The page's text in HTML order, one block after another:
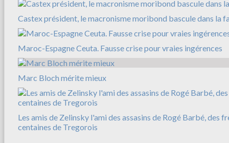
Castex président, le macronisme moribond bascule dans la
Maroc-Espagne Ceuta. Fausse crise pour vraies ingérences
Marc Bloch mérite mieux
Les amis de Zelinsky l'ami des assasins de Rogé Barbé, des
centaines de Tregorois